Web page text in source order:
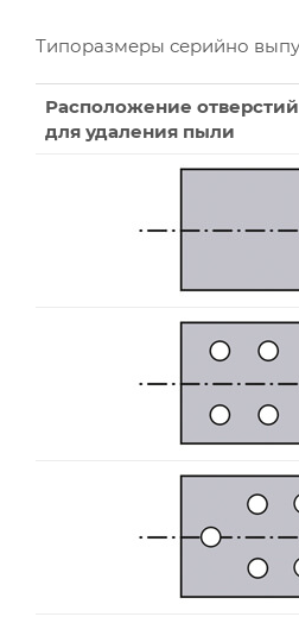
Типоразмеры серийно
Расположение отверстий
для удаления пыли